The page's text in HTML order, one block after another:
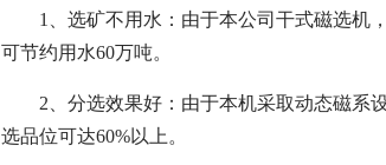
1、选矿不用水：由于本公司干式磁选机
可节约用水60万吨。
2、分选效果好：由于本机采取动态磁系
选品位可达60%以上。